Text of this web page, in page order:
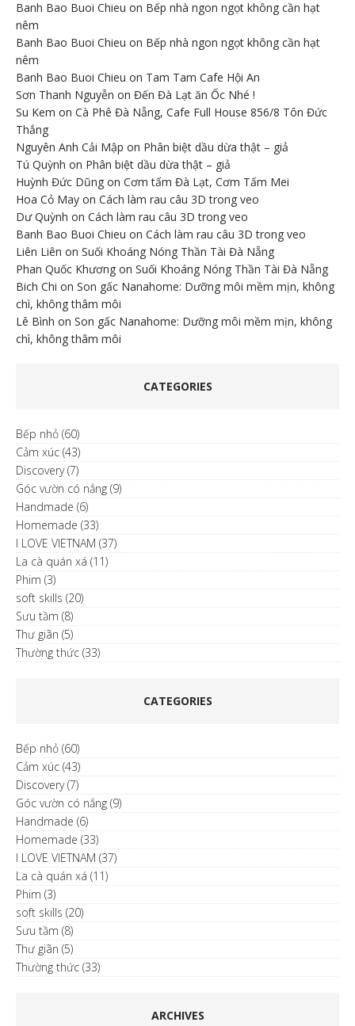
Banh Bao Buoi Chieu on Bếp nhà ngon ngọt không cần hạt
nêm
Banh Bao Buoi Chieu on Bếp nhà ngon ngọt không cần hạt
nêm
Banh Bao Buoi Chieu on Tam Tam Cafe Hội An
Sơn Thanh Nguyễn on Đến Đà Lạt ăn Ốc Nhé !
Su Kem on Cà Phê Đà Nẵng, Cafe Full House 856/8 Tôn Đức
Thắng
Nguyên Anh Cải Mập on Phân biệt dầu dừa thật – giả
Tú Quỳnh on Phân biệt dầu dừa thật – giả
Huỳnh Đức Dũng on Cơm tấm Đà Lạt, Cơm Tấm Mei
Hoa Cỏ May on Cách làm rau câu 3D trong veo
Dư Quỳnh on Cách làm rau câu 3D trong veo
Banh Bao Buoi Chieu on Cách làm rau câu 3D trong veo
Liên Liên on Suối Khoáng Nóng Thần Tài Đà Nẵng
Phan Quốc Khương on Suối Khoáng Nóng Thần Tài Đà Nẵng
Bich Chi on Son gấc Nanahome: Dưỡng môi mềm mịn, không
chì, không thâm môi
Lê Bình on Son gấc Nanahome: Dưỡng môi mềm mịn, không
chì, không thâm môi
CATEGORIES
Bếp nhỏ (60)
Cảm xúc (43)
Discovery(7)
Góc vườn có nắng (9)
Handmade (6)
Homemade (33)
I LOVE VIETNAM (37)
La cà quán xá (11)
Phim (3)
soft skills (20)
Sưu tầm (8)
Thư giãn (5)
Thường thức (33)
CATEGORIES
Bếp nhỏ (60)
Cảm xúc (43)
Discovery(7)
Góc vườn có nắng (9)
Handmade (6)
Homemade (33)
I LOVE VIETNAM (37)
La cà quán xá (11)
Phim (3)
soft skills (20)
Sưu tầm (8)
Thư giãn (5)
Thường thức (33)
ARCHIVES